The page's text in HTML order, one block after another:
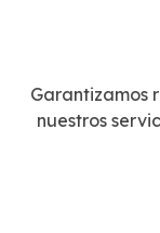
Garantizamos
nuestros